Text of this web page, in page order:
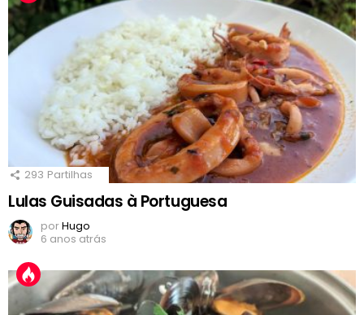
293 Partilhas
Lulas Guisadas à Portuguesa
porHugo
6 anos atrás